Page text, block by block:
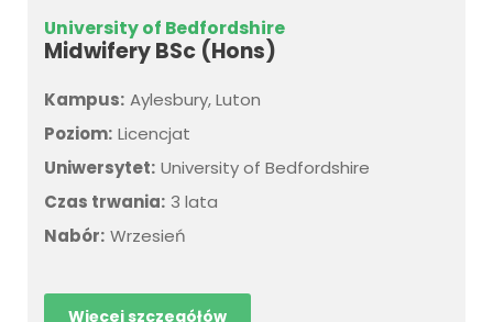
University of Bedfordshire
Midwifery BSc (Hons)
Kampus: Aylesbury, Luton
Poziom: Licencjat
Uniwersytet: University of Bedfordshire
Czas trwania: 3 lata
Nabór: Wrzesień
Więcej szczegółów